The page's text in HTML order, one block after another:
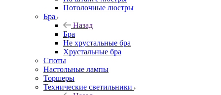
Потолочные люстры
Бра
Назад
Бра
Не хрустальные бра
Хрустальные бра
Споты
Настольные лампы
Торшеры
Технические светильники